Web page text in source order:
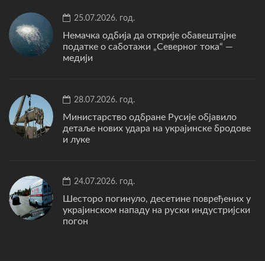
25.07.2026. год.
Немачка одбија да открије обавештајне
податке о саботажи „Северног тока“ —
медији
28.07.2026. год.
Министарство одбране Русије објавило
детаље нових удара на украјинске бродове
и луке
24.07.2026. год.
Шесторо погинуло, десетине повређених у
украјинском нападу на руски индустријски
погон